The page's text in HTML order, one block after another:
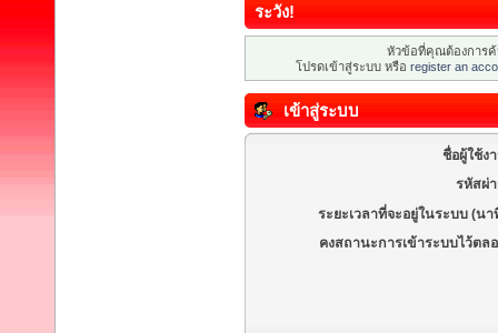
ระวัง!
หัวข้อที่คุณต้องการ
โปรดเข้าสู่ระบบ หรือ register an
เข้าสู่ระบบ
ชื่อผู้ใช้ง
รหัสผ่
ระยะเวลาที่จะอยู่ในระบบ (นา
คงสถานะการเข้าระบบไว้ตล